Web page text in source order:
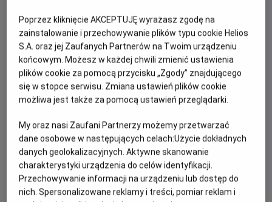
JUTRO,
SIERPNIA
2026
19:45
2D, napisy
POKAŻ KOLEJNE DNI
OPIS FILMU
„Ice Cream Man” to najnowszy horror Eliego Rotha, twórcy
takich filmów jak „Hostel”, „Cabin Fever” i „Thanksgiving”.
Poprzez kliknięcie AKCEPTUJĘ wyrażasz zgodę na
zainstalowanie i przechowywanie plików typu cookie Helios
S.A. oraz jej Zaufanych Partnerów na Twoim urządzeniu
końcowym. Możesz w każdej chwili zmienić ustawienia
plików cookie za pomocą przycisku „Zgody” znajdującego
się w stopce serwisu. Zmiana ustawień plików cookie
możliwa jest także za pomocą ustawień przeglądarki.
My oraz nasi Zaufani Partnerzy możemy przetwarzać
dane osobowe w następujących celach:Użycie dokładnych
danych geolokalizacyjnych. Aktywne skanowanie
charakterystyki urządzenia do celów identyfikacji.
Przechowywanie informacji na urządzeniu lub dostęp do
nich. Spersonalizowane reklamy i treści, pomiar reklam i